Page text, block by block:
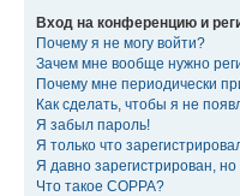
Вход на конференцию и
Почему я не могу войти?
Зачем мне вообще нужно
Почему мне периодически
Как сделать, чтобы я не
Я забыл пароль!
Я только что
Я давно зарегистрирован,
Что такое COPPA?